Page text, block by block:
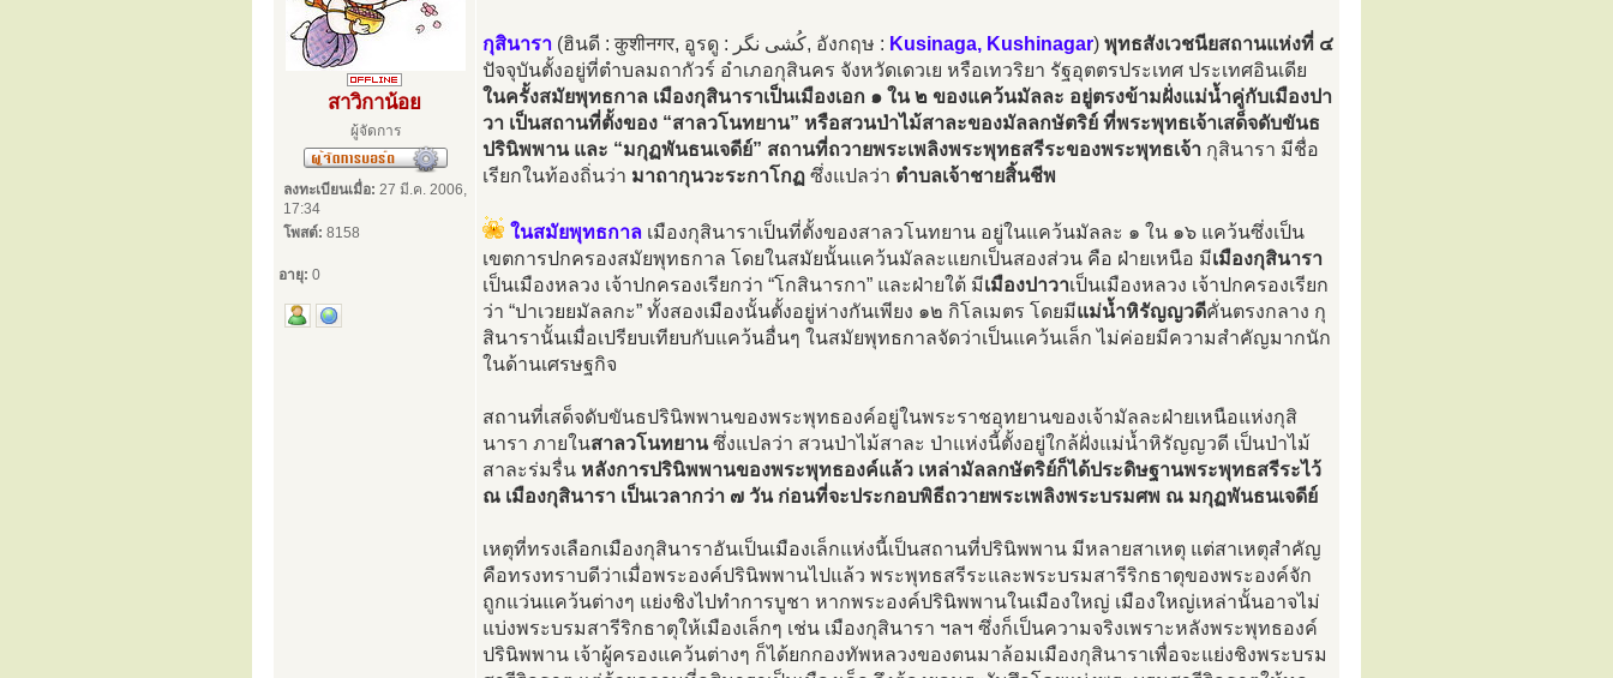
สาวิกาน้อย
ผู้จัดการ
ลงทะเบียนเมื่อ: 27 มี.ค. 2006,
17:34
โพสต์: 8158
อายุ: 0
กุสินารา (ฮินดี : कुशीनगर, อูรดู : کُشی نگر, อังกฤษ : Kusinaga, Kushinagar) พุทธสังเวชนียสถานแห่งที่ ๔
ปัจจุบันตั้งอยู่ที่ตำบลมถากัวร์ อำเภอกุสินคร จังหวัดเดวเย หรือเทวริยา รัฐอุตตรประเทศ ประเทศอินเดีย
ในครั้งสมัยพุทธกาล เมืองกุสินาราเป็นเมืองเอก ๑ ใน ๒ ของแคว้นมัลละ อยู่ตรงข้ามฝั่งแม่น้ำคู่กับเมืองปา
วา เป็นสถานที่ตั้งของ “สาลวโนทยาน” หรือสวนป่าไม้สาละของมัลลกษัตริย์ ที่พระพุทธเจ้าเสด็จดับขันธ
ปรินิพพาน และ “มกุฏพันธนเจดีย์” สถานที่ถวายพระเพลิงพระพุทธสรีระของพระพุทธเจ้า กุสินารา มีชื่อ
เรียกในท้องถิ่นว่า มาถากุนวะระกาโกฏ ซึ่งแปลว่า ตำบลเจ้าชายสิ้นชีพ
ในสมัยพุทธกาล เมืองกุสินาราเป็นที่ตั้งของสาลวโนทยาน อยู่ในแคว้นมัลละ ๑ ใน ๑๖ แคว้นซึ่งเป็น
เขตการปกครองสมัยพุทธกาล โดยในสมัยนั้นแคว้นมัลละแยกเป็นสองส่วน คือ ฝ่ายเหนือ มีเมืองกุสินารา
เป็นเมืองหลวง เจ้าปกครองเรียกว่า “โกสินารกา” และฝ่ายใต้ มีเมืองปาวาเป็นเมืองหลวง เจ้าปกครองเรียก
ว่า “ปาเวยยมัลลกะ” ทั้งสองเมืองนั้นตั้งอยู่ห่างกันเพียง ๑๒ กิโลเมตร โดยมีแม่น้ำหิรัญญวดีคั่นตรงกลาง กุ
สินารานั้นเมื่อเปรียบเทียบกับแคว้นอื่นๆ ในสมัยพุทธกาลจัดว่าเป็นแคว้นเล็ก ไม่ค่อยมีความสำคัญมากนัก
ในด้านเศรษฐกิจ
สถานที่เสด็จดับขันธปรินิพพานของพระพุทธองค์อยู่ในพระราชอุทยานของเจ้ามัลละฝ่ายเหนือแห่งกุสิ
นารา ภายในสาลวโนทยานซึ่งแปลว่า สวนป่าไม้สาละ ป่าแห่งนี้ตั้งอยู่ใกล้ฝั่งแม่น้ำหิรัญญวดี เป็นป่าไม้
สาละร่มรื่น หลังการปรินิพพานของพระพุทธองค์แล้ว เหล่ามัลลกษัตริย์ก็ได้ประดิษฐานพระพุทธสรีระไว้
ณ เมืองกุสินารา เป็นเวลากว่า ๗ วัน ก่อนที่จะประกอบพิธีถวายพระเพลิงพระบรมศพ ณ มกุฏพันธนเจดีย์
เหตุที่ทรงเลือกเมืองกุสินาราอันเป็นเมืองเล็กแห่งนี้เป็นสถานที่ปรินิพพาน มีหลายสาเหตุ แต่สาเหตุสำคัญ
คือทรงทราบดีว่าเมื่อพระองค์ปรินิพพานไปแล้ว พระพุทธสรีระและพระบรมสารีริกธาตุของพระองค์จัก
ถูกแว่นแคว้นต่างๆ แย่งชิงไปทำการบูชา หากพระองค์ปรินิพพานในเมืองใหญ่ เมืองใหญ่เหล่านั้นอาจไม่
แบ่งพระบรมสารีริกธาตุให้เมืองเล็กๆ เช่น เมืองกุสินารา ฯลฯ ซึ่งก็เป็นความจริงเพราะหลังพระพุทธองค์
ปรินิพพาน เจ้าผู้ครองแคว้นต่างๆ ก็ได้ยกกองทัพหลวงของตนมาล้อมเมืองกุสินาราเพื่อจะแย่งชิงพระบรม